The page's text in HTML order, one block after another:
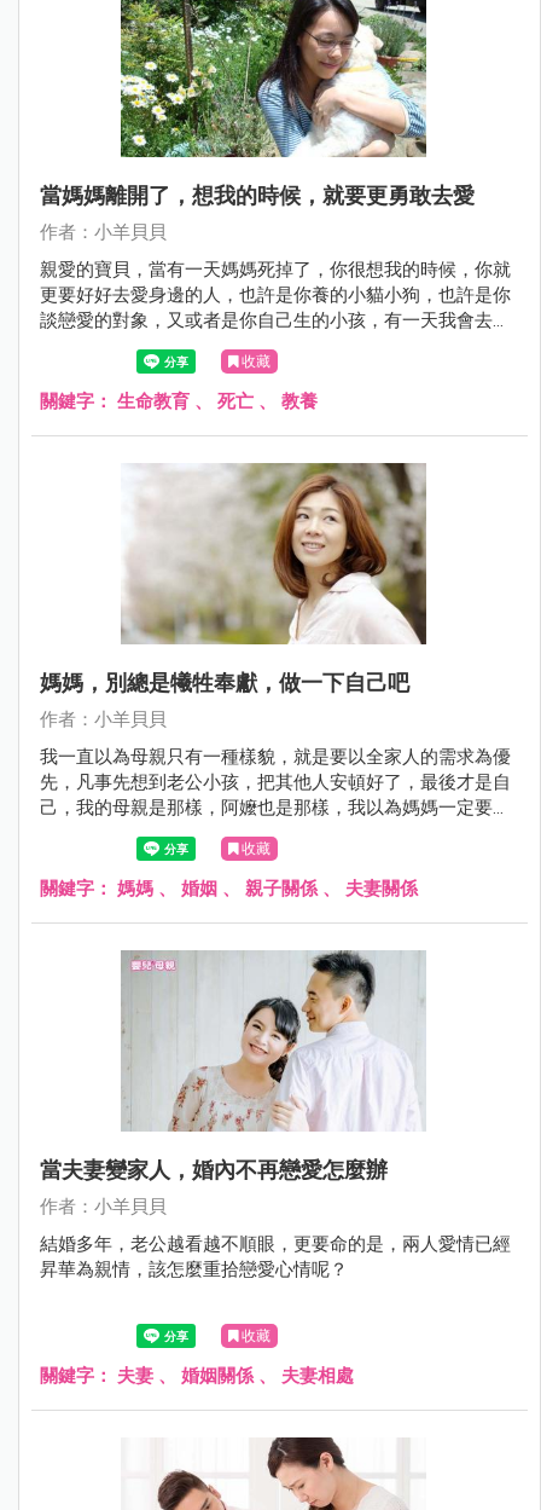
當媽媽離開了，想我的時候，就要更勇敢去愛
作者：小羊貝貝
親愛的寶貝，當有一天媽媽死掉了，你很想我的時候，你就
更要好好去愛身邊的人，也許是你養的小貓小狗，也許是你
談戀愛的對象，又或者是你自己生的小孩，有一天我會去看
看你的新寶貝，讓他們告訴你我很好，其實媽媽一直都在想
你，從來沒有忘記你，我一定會讓你知道。
收藏
關鍵字： 生命教育 、 死亡 、 教養
媽媽，別總是犧牲奉獻，做一下自己吧
作者：小羊貝貝
我一直以為母親只有一種樣貌，就是要以全家人的需求為優
先，凡事先想到老公小孩，把其他人安頓好了，最後才是自
己，我的母親是那樣，阿嬤也是那樣，我以為媽媽一定要會
作菜、會熬湯、會打豆漿、會做養生麵包、烤無糖餅乾，我
的母親就是那種經典的完美形象，可是她不快樂，總是皺著
眉，手裡忙著，嘴上的抱怨也沒停過，我從不相信什麼叫無
收藏
關鍵字： 媽媽 、 婚姻 、 親子關係 、 夫妻關係
當夫妻變家人，婚內不再戀愛怎麼辦
作者：小羊貝貝
結婚多年，老公越看越不順眼，更要命的是，兩人愛情已經
昇華為親情，該怎麼重拾戀愛心情呢？
收藏
關鍵字： 夫妻 、 婚姻關係 、 夫妻相處